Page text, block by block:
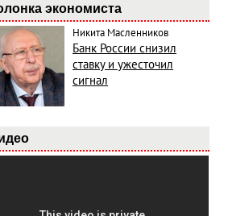
экономиста
Никита Масленников
Банк России снизил
ставку и ужесточил
сигнал